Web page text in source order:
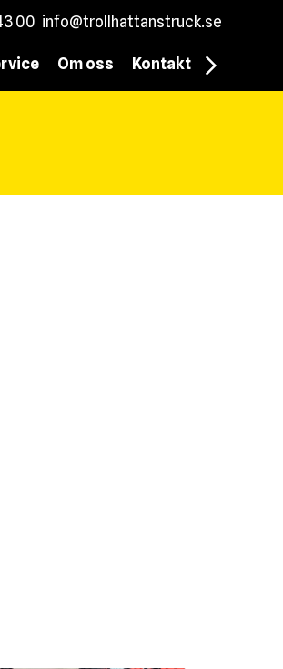
Om oss Kontakt
00 info@trollhattanstruck.se